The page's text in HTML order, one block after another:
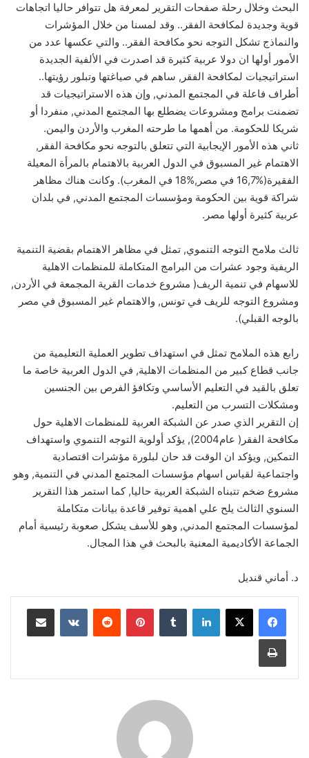
البحث وخلال رحلة صفحات التقرير لمعرفة هل تتوافر حاليا اتجاهات
قوية وجديدة لمكافحة الفقر‏..‏ وقد لمسنا من خلال المؤشرات
والنماذج تشكل التوجه نحو مكافحة الفقر‏..‏ والتي عكسها عدد من
الأمور أولها ان دولا عربية كثيرة قد اصدرت في الألفية الجديدة
استراتيجيات لمكافحة الفقر‏,‏ ساهم في صياغتها وتبلور رؤيتها‏..‏
أطراف فاعلة في المجتمع المدني‏,‏ وإن هذه الاستراتيجيات قد
تضمنت برامج ومشروعات يضطلع بها المجتمع المدني‏,‏ منفردا أو
شريكا للحكومة‏.‏ من أهمها ما طرحته المغرب والأردن واليمن‏.‏
ثاني هذه الأمور الإيجابية التي تتعلق بالتوجه نحو مكافحة الفقر‏,‏
الاهتمام غير المسبوق في الدول العربية بالاهتمام بالمرأة المعيلة
الفقيرة‏(16,7%‏ في مصر‏,18%‏ في المغرب‏).‏ وكانت هناك مظاهر
شراكة قوية بين الحكومة ومؤسسات المجتمع المدني‏,‏ في بلدان
عربية كثيرة أولها مصر‏.‏
ثالث ملامح التوجه التنموي‏,‏ تمثل في مظاهر الاهتمام بقضية التنمية
الريفية وجود عشرات من البرامج المتكاملة للمنظمات الاهلية
للاسهام في تنمية الريف‏(‏ مشروع خدمات القرية المجمعة في الأردن‏,‏
ومشروع التوجه للريف في تونس‏,‏ والاهتمام غير المسبوق في مصر
بالوجه القبلي‏).‏
رابع هذه الملامح تمثل في استهداف تطوير العملية التعليمية من
جانب قطاع كبير من المنظمات الاهلية‏,‏ في الدول العربية خاصة ما
تعلق بالقيد في التعليم الأساسي وتكافؤ الفرص بين الجنسين
ومشكلات التسرب من التعليم‏.‏
إن التقرير الذي صدر عن الشبكة العربية للمنظمات الاهلية حول
مكافحة الفقر‏(‏ عام‏2004),‏ يؤكد أولوية التوجه التنموي واستهداف
التمكين‏,‏ ويؤكد ان الوقت قد حان لبلورة مؤشرات اقتصادية
واجتماعية لقياس اسهام مؤسسات المجتمع المدني في التنمية‏,‏ وهو
مشروع ضخم تتبناه الشبكة العربية حاليا‏,‏ كما استمر هذا التقرير
السنوي الثالث يلح علي اهمية توفير قاعدة بيانات متكاملة
لمؤسسات المجتمع المدني‏,‏ وهو للأسف يشكل صعوبة رئيسية أمام
الجماعة الأكاديمية المعنية بالبحث في هذا المجال‏.‏
د‏.‏ أماني قنديل
لينكدإن بينتيريست